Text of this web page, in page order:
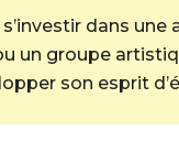
dans
un groupe
son esprit